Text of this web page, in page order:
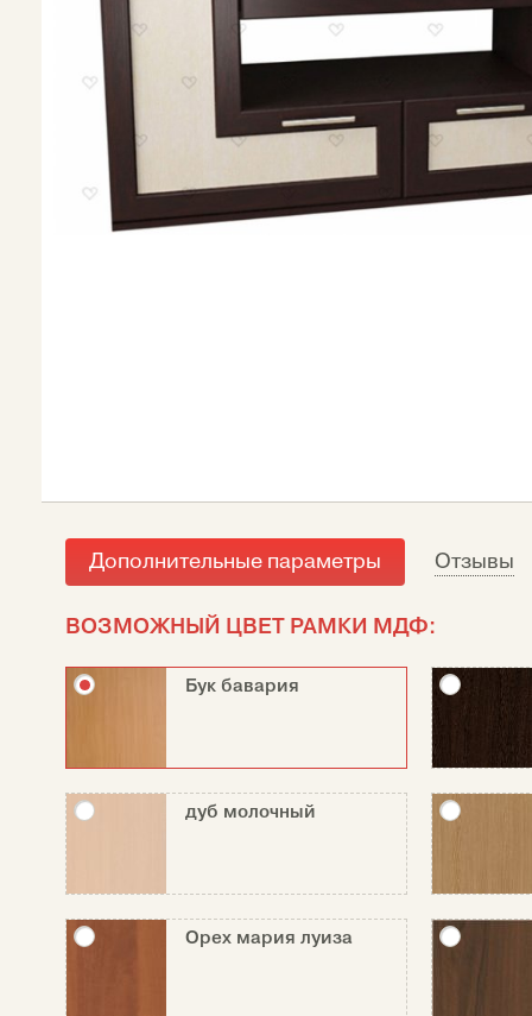
Дополнительные параметры Отзывы
ВОЗМОЖНЫЙ ЦВЕТ РАМКИ МДФ:
Бук бавария
дуб молочный
Орех мария луиза